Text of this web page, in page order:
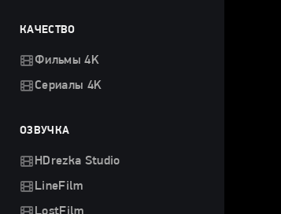
КАЧЕСТВО
Фильмы 4K
Сериалы 4K
ОЗВУЧКА
HDrezka Studio
LineFilm